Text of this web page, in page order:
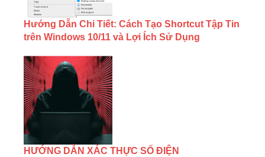
Hướng Dẫn Chi Tiết: Cách Tạo Shortcut Tập Tin
trên Windows 10/11 và Lợi Ích Sử Dụng
HƯỚNG DẪN XÁC THỰC SỐ ĐIỆN